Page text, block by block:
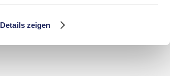
Details zeigen